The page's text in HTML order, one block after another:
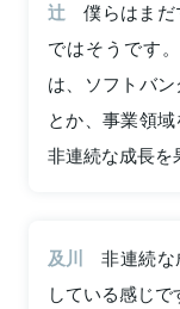
辻
僕らはま
ではそうです
は、ソフトバ
とか、事業領
非連続な成長を
及川
非連続
している感じで